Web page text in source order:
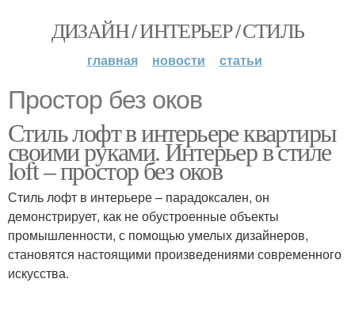
ДИЗАЙН / ИНТЕРЬЕР / СТИЛЬ
главная новости статьи
Простор без оков
Стиль лофт в интерьере квартиры
своими руками. Интерьер в стиле
loft – простор без оков
Стиль лофт в интерьере – парадоксален, он
демонстрирует, как не обустроенные объекты
промышленности, с помощью умелых дизайнеров,
становятся настоящими произведениями современного
искусства.